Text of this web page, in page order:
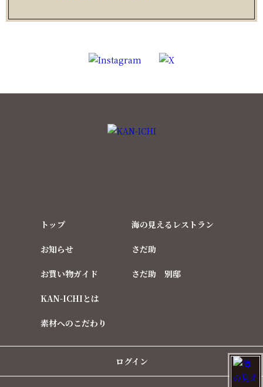
トップ
お知らせ
お買い物ガイド
KAN-ICHIとは
素材へのこだわり
海の見えるレストラン
さだ助
さだ助 別邸
ログイン